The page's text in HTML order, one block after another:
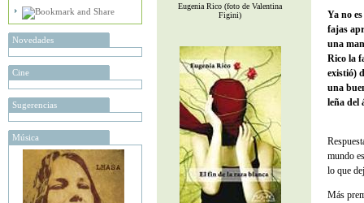
Novedades
Cine
Sugerencias
Música
Eugenia Rico (foto de Valentina
Figini)
Ya no
fajas
una
Rico la
existió)
una
leña del
mundo
lo que
Más